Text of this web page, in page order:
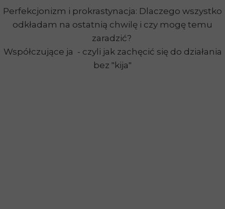
Perfekcjonizm i prokrastynacja: Dlaczego wszystko
odkładam na ostatnią chwilę i czy mogę temu
zaradzić?
Współczujące ja - czyli jak zachęcić się do działania
bez "kija"